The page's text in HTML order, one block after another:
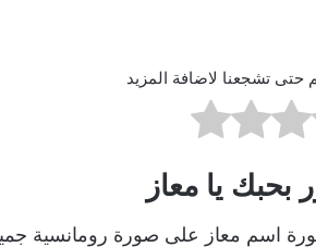
حتى تشجعنا لاضافة المزيد
يا معاز
اسم معاز على صورة رومانسية